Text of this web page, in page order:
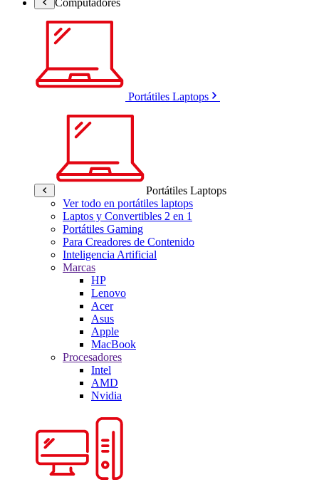
Portátiles Laptops
Portátiles Laptops
Ver todo en portátiles laptops
Laptos y Convertibles 2 en 1
Portátiles Gaming
Para Creadores de Contenido
Inteligencia Artificial
Marcas
HP
Lenovo
Acer
Asus
Apple
MacBook
Procesadores
Intel
AMD
Nvidia